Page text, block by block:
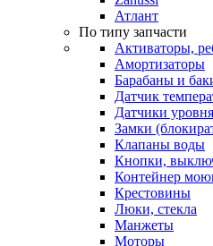
Атлант
По типу запчасти
Активаторы,
Амортизаторы
Барабаны и
Датчик
Датчики
Замки
Клапаны воды
Кнопки,
Контейнер
Крестовины
Люки, стекла
Манжеты
Моторы